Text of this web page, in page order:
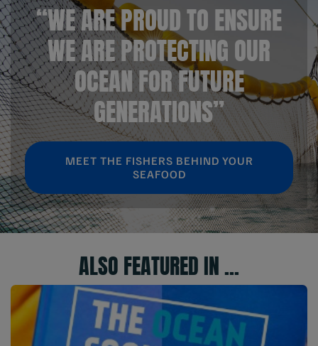
“WE ARE PROUD TO ENSURE
WE ARE PROTECTING OUR
OCEAN FOR FUTURE
GENERATIONS”
MEET THE FISHERS BEHIND YOUR
SEAFOOD
ALSO FEATURED IN ...